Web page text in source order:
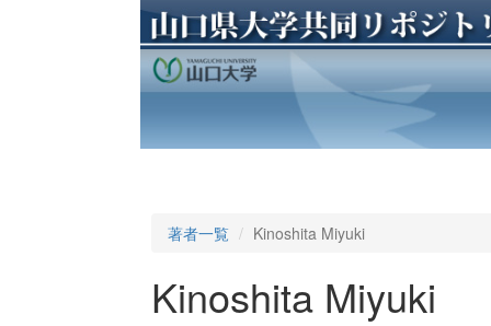
著者一覧 Kinoshita Miyuki
Kinoshita Miyuki